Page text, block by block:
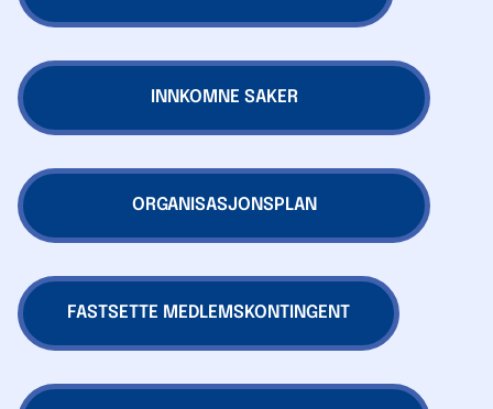
INNKOMNE SAKER
ORGANISASJONSPLAN
FASTSETTE MEDLEMSKONTINGENT